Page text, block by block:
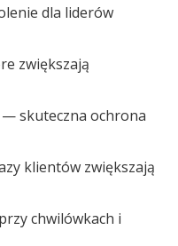
dla liderów
zwiększają
— skuteczna ochrona
klientów zwiększają
chwilówkach i